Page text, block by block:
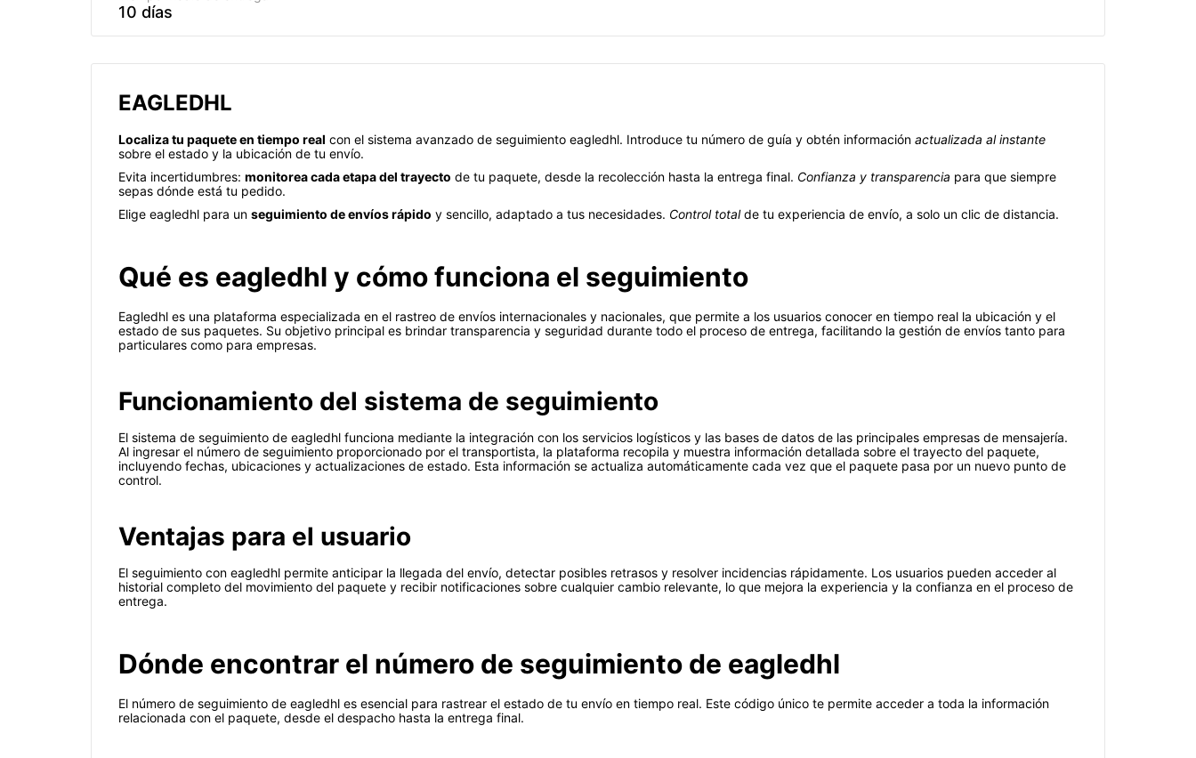
10 días
EAGLEDHL
Localiza tu paquete en tiempo real con el sistema avanzado de seguimiento eagledhl. Introduce tu número de guía y obtén información actualizada al instante
sobre el estado y la ubicación de tu envío.
Evita incertidumbres: monitorea cada etapa del trayecto de tu paquete, desde la recolección hasta la entrega final. Confianza y transparencia para que siempre
sepas dónde está tu pedido.
Elige eagledhl para un seguimiento de envíos rápido y sencillo, adaptado a tus necesidades. Control totalde tu experiencia de envío, a solo un clic de distancia.
Qué es eagledhl y cómo funciona el seguimiento
Eagledhl es una plataforma especializada en el rastreo de envíos internacionales y nacionales, que permite a los usuarios conocer en tiempo real la ubicación y el
estado de sus paquetes. Su objetivo principal es brindar transparencia y seguridad durante todo el proceso de entrega, facilitando la gestión de envíos tanto para
particulares como para empresas.
Funcionamiento del sistema de seguimiento
El sistema de seguimiento de eagledhl funciona mediante la integración con los servicios logísticos y las bases de datos de las principales empresas de mensajería.
Al ingresar el número de seguimiento proporcionado por el transportista, la plataforma recopila y muestra información detallada sobre el trayecto del paquete,
incluyendo fechas, ubicaciones y actualizaciones de estado. Esta información se actualiza automáticamente cada vez que el paquete pasa por un nuevo punto de
control.
Ventajas para el usuario
El seguimiento con eagledhl permite anticipar la llegada del envío, detectar posibles retrasos y resolver incidencias rápidamente. Los usuarios pueden acceder al
historial completo del movimiento del paquete y recibir notificaciones sobre cualquier cambio relevante, lo que mejora la experiencia y la confianza en el proceso de
entrega.
Dónde encontrar el número de seguimiento de eagledhl
El número de seguimiento de eagledhl es esencial para rastrear el estado de tu envío en tiempo real. Este código único te permite acceder a toda la información
relacionada con el paquete, desde el despacho hasta la entrega final.